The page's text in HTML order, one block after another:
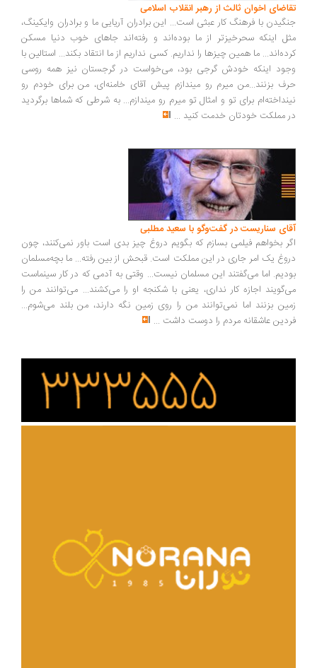
تقاضای اخوان ثالث از رهبر انقلاب اسلامی
جنگیدن با فرهنگ کار عبثی است... این برادران آریایی ما و برادران وایکینگ،
مثل اینکه سحرخیزتر از ما بوده‌اند و رفته‌اند جاهای خوب دنیا مسکن
کرده‌اند... ما همین چیزها را نداریم. کسی نداریم از ما انتقاد بکند... استالین با
وجود اینکه خودش گرجی بود، می‌خواست در گرجستان نیز همه روسی
حرف بزنند...من میرم رو میندازم پیش آقای خامنه‌ای، من برای خودم رو
نینداخته‌ام برای تو و امثال تو میرم رو میندازم... به شرطی که شماها برگردید
در مملکت خودتان خدمت کنید ...
آقای سناریست در گفت‌وگو با سعید مطلبی
اگر بخواهم فیلمی بسازم که بگویم دروغ چیز بدی است باور نمی‌کنند، چون
دروغ یک امر جاری در این مملکت است. قبحش از بین رفته... ما بچه‌مسلمان
بودیم. اما می‌گفتند این مسلمان نیست... وقتی به آدمی که در کار سینماست
می‌گویند اجازه کار نداری، یعنی با شکنجه او را می‌کشند... می‌توانند من را
زمین بزنند اما نمی‌توانند من را روی زمین نگه دارند، من بلند می‌شوم...
فردین عاشقانه مردم را دوست داشت ...